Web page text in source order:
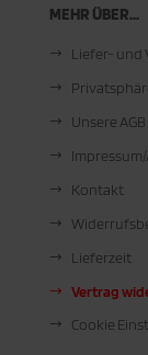
MEHR ÜBER...
Liefer- und
Unsere
Kontakt
Lieferzeit
Vertrag
Cookie